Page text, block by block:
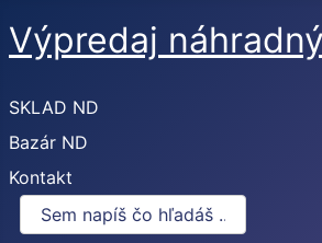
Výpredaj
SKLAD ND
Bazár ND
Kontakt